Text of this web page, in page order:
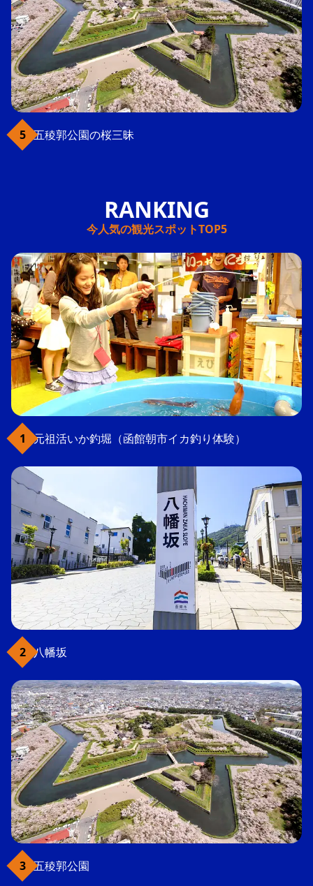
五稜郭公園の桜三昧
今人気の観光スポットTOP5
元祖活いか釣堀（函館朝市イカ釣り体験）
八幡坂
五稜郭公園